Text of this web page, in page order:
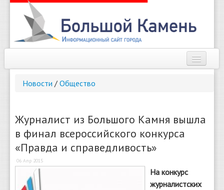
Новости
Справочник
Погода
О сайте
Новости / Общество
Журналист из Большого Камня вышла
в финал всероссийского конкурса
«Правда и справедливость»
06 Апр 2015
На конкурс
журналистских